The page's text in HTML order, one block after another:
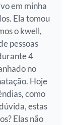
em minha
Ela tomou
o kwell,
pessoas
4
no
Hoje
como
estas
Elas não